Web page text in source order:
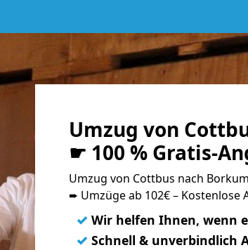
Umzug von
☛ 100 % Gratis-
Umzug von Cottbus nach
➨ Umzüge ab 102€ – Kostenlose
✓ Wir helfen Ihnen, wenn
✓ Schnell & unverbindlich